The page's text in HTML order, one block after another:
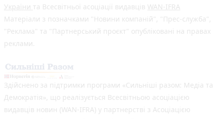
України та Всесвітньої асоціації видавців WAN-IFRA
Матеріали з позначками "Новини компаній", "Прес-служба",
"Реклама" та "Партнерський проєкт" опубліковані на правах
реклами.
Здійснено за підтримки програми «Сильніші разом: Медіа та
Демократія», що реалізується Всесвітньою асоціацією
видавців новин (WAN-IFRA) у партнерстві з Асоціацією